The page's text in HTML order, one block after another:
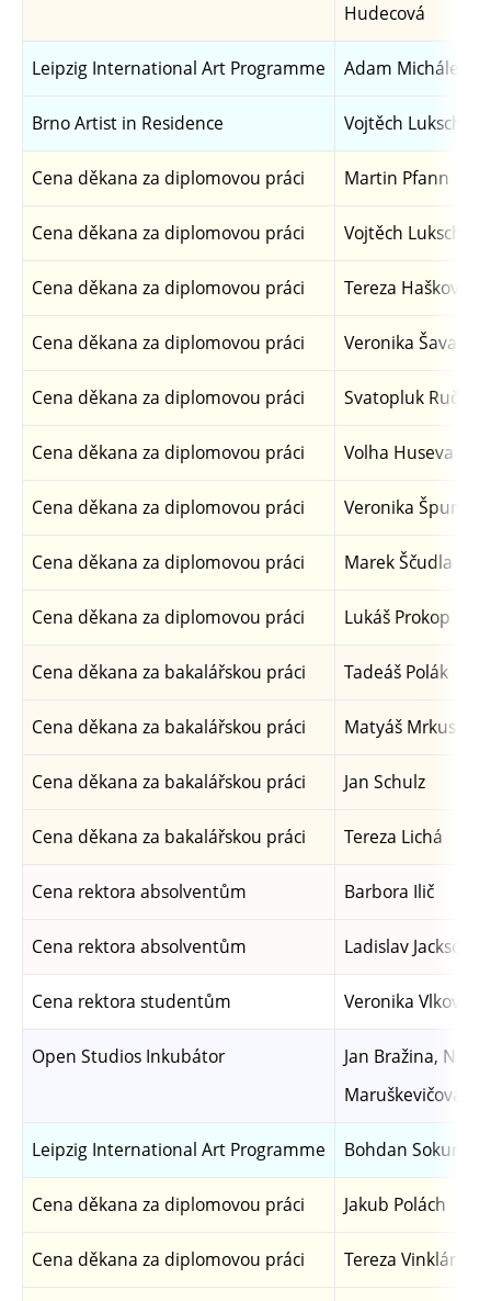
Hudecová
Leipzig International Art Programme Adam Michálek
Brno Artist in Residence Vojtěch Luksch
Cena děkana za diplomovou práci Martin Pfann
Cena děkana za diplomovou práci Vojtěch Luksch
Cena děkana za diplomovou práci Tereza Hašková
Cena děkana za diplomovou práci Veronika Šavarová
Cena děkana za diplomovou práci Svatopluk Ručka
Cena děkana za diplomovou práci Volha Huseva
Cena děkana za diplomovou práci Veronika
Cena děkana za diplomovou práci Marek Ščudla
Cena děkana za diplomovou práci Lukáš Prokop
Cena děkana za bakalářskou práci Tadeáš Polák
Cena děkana za bakalářskou práci Matyáš Mrkus
Cena děkana za bakalářskou práci Jan Schulz
Cena děkana za bakalářskou práci Tereza Lichá
Cena rektora absolventům Barbora Ilič
Cena rektora absolventům Ladislav Jackson
Cena rektora studentům Veronika Vlková
Open Studios Inkubátor
Jan Bražina, Nela
Maruškevičová
Leipzig International Art Programme Bohdan Sokurov
Cena děkana za diplomovou práci Jakub Polách
Cena děkana za diplomovou práci Tereza